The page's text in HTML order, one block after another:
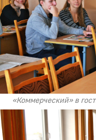
«Коммерческий» в